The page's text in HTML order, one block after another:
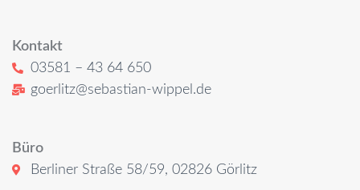
Kontakt
03581 – 43 64 650
goerlitz@sebastian-wippel.de
Büro
Berliner Straße 58/59, 02826 Görlitz